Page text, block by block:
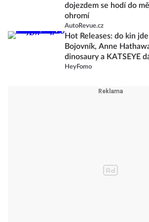
dojezdem se hodí do
ohromí
AutoRevue.cz
Hot Releases: do kin
Bojovník, Anne
dinosaury a KATSEYE
HeyFomo